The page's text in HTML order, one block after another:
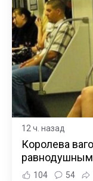
12 ч. назад
Королева
равнодушным
104 54